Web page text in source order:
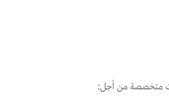
متخصصة من أجل: